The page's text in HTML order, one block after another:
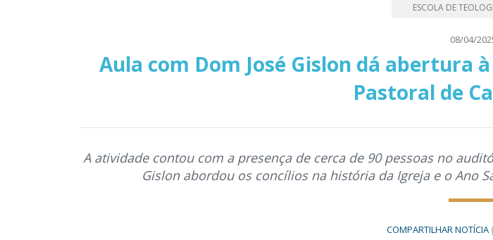
ESCOLA DE
08/04/
Aula com Dom José Gislon dá abertura
Pastoral de
A atividade contou com a presença de cerca de 90 pessoas no
Gislon abordou os concílios na história da Igreja e o Ano
COMPARTILHAR NOTÍCIA